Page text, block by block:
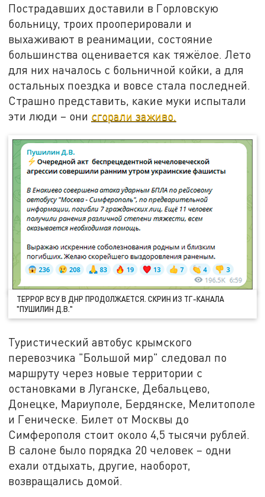
Пострадавших доставили в Горловскую
больницу, троих прооперировали и
выхаживают в реанимации, состояние
большинства оценивается как тяжёлое. Лето
для них началось с больничной койки, а для
остальных поездка и вовсе стала последней.
Страшно представить, какие муки испытали
эти люди – они сгорали заживо.
ТЕРРОР ВСУ В ДНР ПРОДОЛЖАЕТСЯ. СКРИН ИЗ ТГ-КАНАЛА
"ПУШИЛИН Д.В."
Туристический автобус крымского
перевозчика "Большой мир" следовал по
маршруту через новые территории с
остановками в Луганске, Дебальцево,
Донецке, Мариуполе, Бердянске, Мелитополе
и Геническе. Билет от Москвы до
Симферополя стоит около 4,5 тысячи рублей.
В салоне было порядка 20 человек – одни
ехали отдыхать, другие, наоборот,
возвращались домой.